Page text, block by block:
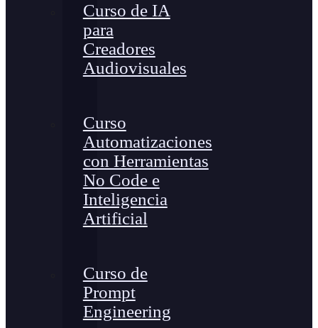
Curso de IA
para
Creadores
Audiovisuales
Curso
Automatizaciones
con Herramientas
No Code e
Inteligencia
Artificial
Curso de
Prompt
Engineering